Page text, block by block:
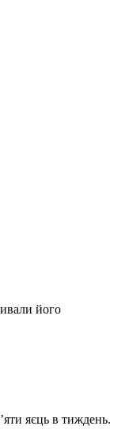
його
яєць в тиждень.